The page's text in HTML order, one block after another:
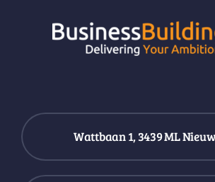
Wattbaan 1, 3439 ML